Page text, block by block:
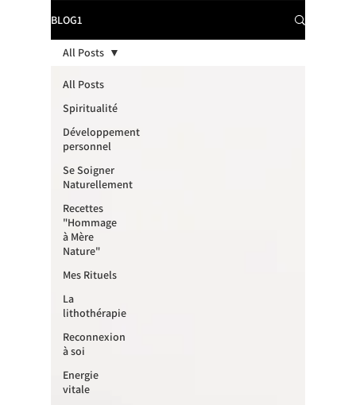
BLOG1
All Posts
Spiritualité
Développement
personnel
Se Soigner
Naturellement
Recettes
"Hommage
à Mère
Nature"
Mes Rituels
La
lithothérapie
Reconnexion
à soi
Energie
vitale
All Posts